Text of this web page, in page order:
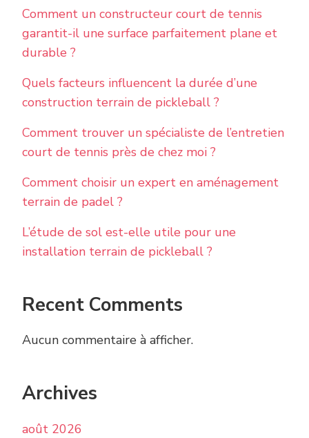
Comment un constructeur court de tennis
garantit-il une surface parfaitement plane et
durable ?
Quels facteurs influencent la durée d’une
construction terrain de pickleball ?
Comment trouver un spécialiste de l’entretien
court de tennis près de chez moi ?
Comment choisir un expert en aménagement
terrain de padel ?
L’étude de sol est-elle utile pour une
installation terrain de pickleball ?
Recent Comments
Aucun commentaire à afficher.
Archives
août 2026